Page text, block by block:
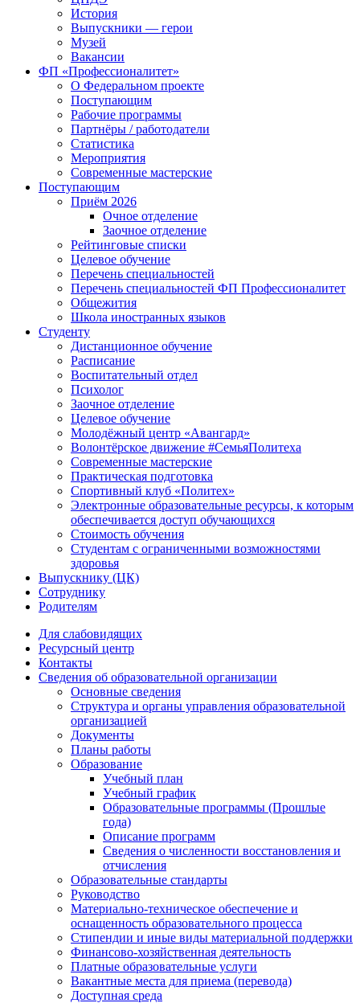
История
Выпускники — герои
Музей
Вакансии
ФП «Профессионалитет»
О Федеральном проекте
Поступающим
Рабочие программы
Партнёры / работодатели
Статистика
Мероприятия
Современные мастерские
Поступающим
Приём 2026
Очное отделение
Заочное отделение
Рейтинговые списки
Целевое обучение
Перечень специальностей
Перечень специальностей ФП Профессионалитет
Общежития
Школа иностранных языков
Студенту
Дистанционное обучение
Расписание
Воспитательный отдел
Психолог
Заочное отделение
Целевое обучение
Молодёжный центр «Авангард»
Волонтёрское движение #СемьяПолитеха
Современные мастерские
Практическая подготовка
Спортивный клуб «Политех»
Электронные образовательные ресурсы, к которым
обеспечивается доступ обучающихся
Стоимость обучения
Студентам с ограниченными возможностями
здоровья
Выпускнику (ЦК)
Сотруднику
Родителям
Для слабовидящих
Ресурсный центр
Контакты
Сведения об образовательной организации
Основные сведения
Структура и органы управления образовательной
организацией
Документы
Планы работы
Образование
Учебный план
Учебный график
Образовательные программы (Прошлые
года)
Описание программ
Сведения о численности восстановления и
отчисления
Образовательные стандарты
Руководство
Материально-техническое обеспечение и
оснащенность образовательного процесса
Стипендии и иные виды материальной поддержки
Финансово-хозяйственная деятельность
Платные образовательные услуги
Вакантные места для приема (перевода)
Доступная среда